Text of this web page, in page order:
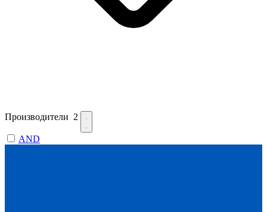
Производители 2
AND